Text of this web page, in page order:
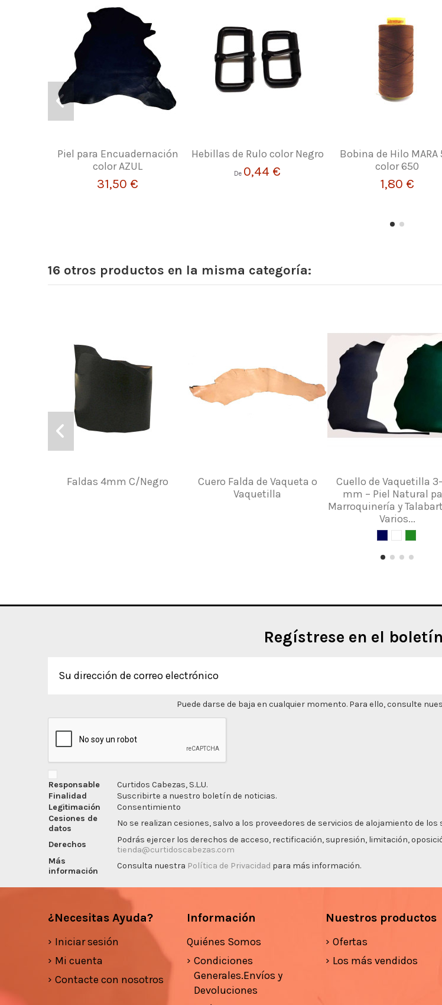
Piel para Encuadernación
color AZUL
31,50 €
Hebillas de Rulo color Negro
De 0,44 €
Bobina de Hilo MARA
color 650
1,80 €
16 otros productos en la misma categoría:
Faldas 4mm C/Negro
Cuero Falda de Vaqueta o
Vaquetilla
Cuello de Vaquetilla
mm – Piel Natural
Marroquinería y
Varios...
Regístrese en el
Puede darse de baja en cualquier momento. Para ello, consulte
Responsable
Curtidos Cabezas, S.L.U.
Finalidad
Suscribirte a nuestro boletín de noticias.
Legitimación
Consentimiento
Cesiones de
datos
No se realizan cesiones, salvo a los proveedores de servicios de alojamiento de los
Derechos
Podrás ejercer los derechos de acceso, rectificación, supresión, limitación,
tienda@curtidoscabezas.com
Más
información
Consulta nuestra Política de Privacidad para más información.
¿Necesitas Ayuda?
Iniciar sesión
Mi cuenta
Contacte con nosotros
Información
Quiénes Somos
Condiciones
Generales.Envíos y
Devoluciones
Nuestros productos
Ofertas
Los más vendidos